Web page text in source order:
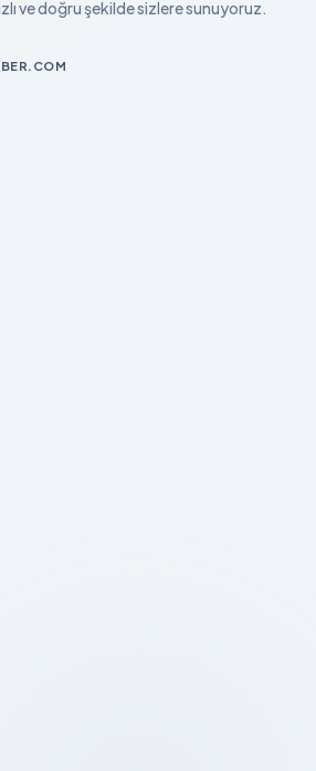
ve doğru şekilde sizlere sunuyoruz.